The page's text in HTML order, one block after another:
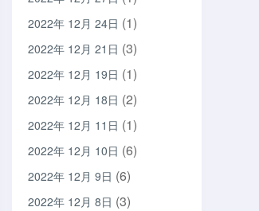
2022年 12月 24日 (1)
2022年 12月 21日 (3)
2022年 12月 19日 (1)
2022年 12月 18日 (2)
2022年 12月 11日 (1)
2022年 12月 10日 (6)
2022年 12月 9日 (6)
2022年 12月 8日 (3)